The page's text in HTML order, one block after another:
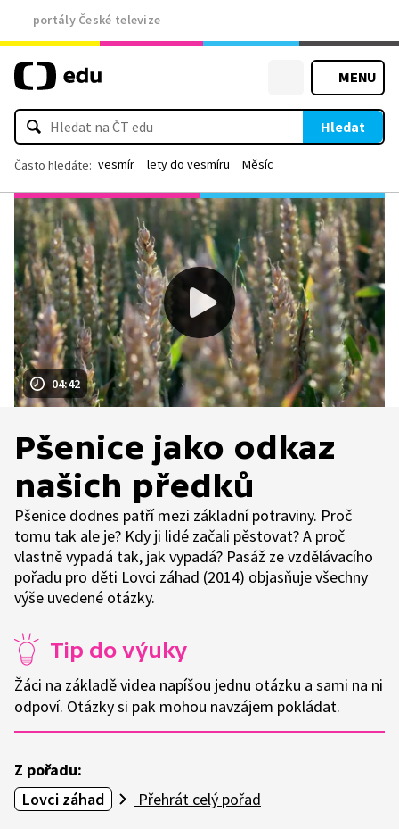
portály České televize
MENU
Hledat
Často hledáte: vesmír lety do vesmíru Měsíc
04:42
Pšenice jako odkaz
našich předků
Pšenice dodnes patří mezi základní potraviny. Proč
tomu tak ale je? Kdy ji lidé začali pěstovat? A proč
vlastně vypadá tak, jak vypadá? Pasáž ze vzdělávacího
pořadu pro děti Lovci záhad (2014) objasňuje všechny
výše uvedené otázky.
Tip do výuky
Žáci na základě videa napíšou jednu otázku a sami na ni
odpoví. Otázky si pak mohou navzájem pokládat.
Z pořadu:
Lovci záhad
Přehrát celý pořad